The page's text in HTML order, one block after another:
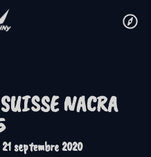
NACRA
septembre 2020